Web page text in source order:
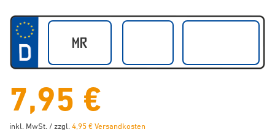
7,95 €
inkl. MwSt. / zzgl.4,95 € Versandkosten